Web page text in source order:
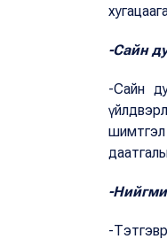
-Сайн
-Сайн
шимтгэл
-
-